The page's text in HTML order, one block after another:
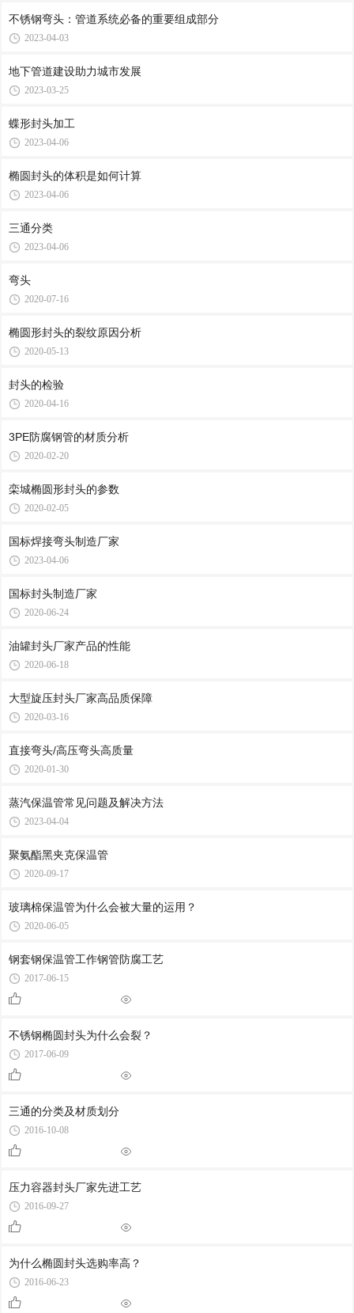
不锈钢弯头：管道系统必备的重要组成部分
2023-04-03
地下管道建设助力城市发展
2023-03-25
蝶形封头加工
2023-04-06
椭圆封头的体积是如何计算
2023-04-06
三通分类
2023-04-06
弯头
2020-07-16
椭圆形封头的裂纹原因分析
2020-05-13
封头的检验
2020-04-16
3PE防腐钢管的材质分析
2020-02-20
栾城椭圆形封头的参数
2020-02-05
国标焊接弯头制造厂家
2023-04-06
国标封头制造厂家
2020-06-24
油罐封头厂家产品的性能
2020-06-18
大型旋压封头厂家高品质保障
2020-03-16
直接弯头/高压弯头高质量
2020-01-30
蒸汽保温管常见问题及解决方法
2023-04-04
聚氨酯黑夹克保温管
2020-09-17
玻璃棉保温管为什么会被大量的运用？
2020-06-05
钢套钢保温管工作钢管防腐工艺
2017-06-15
不锈钢椭圆封头为什么会裂？
2017-06-09
三通的分类及材质划分
2016-10-08
压力容器封头厂家先进工艺
2016-09-27
为什么椭圆封头选购率高？
2016-06-23